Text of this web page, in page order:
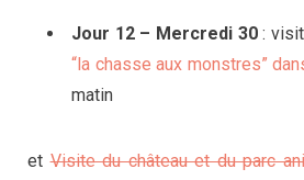
Jour 12 – Mercredi 30:
“la chasse aux monstres”
matin
etVisite du château et du parc